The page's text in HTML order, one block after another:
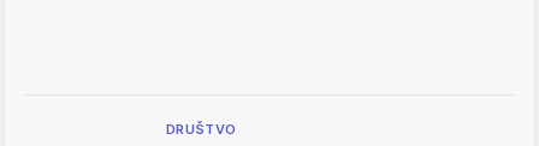
DRUŠTVO